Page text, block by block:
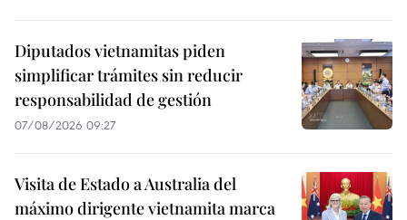
Diputados vietnamitas piden
simplificar trámites sin reducir
responsabilidad de gestión
07/08/2026 09:27
Visita de Estado a Australia del
máximo dirigente vietnamita marca